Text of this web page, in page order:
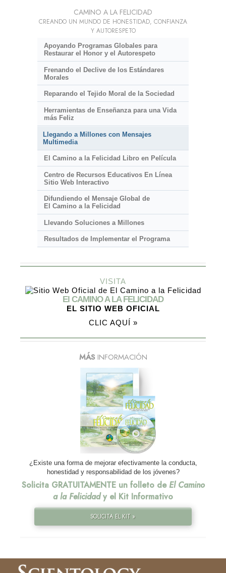
CAMINO A LA FELICIDAD
CREANDO UN MUNDO DE HONESTIDAD, CONFIANZA
Y AUTORESPETO
Apoyando Programas Globales para
Restaurar el Honor y el Autorespeto
Frenando el Declive de los Estándares
Morales
Reparando el Tejido Moral de la Sociedad
Herramientas de Enseñanza para una Vida
más Feliz
Llegando a Millones con Mensajes
Multimedia
El Camino a la Felicidad Libro en Película
Centro de Recursos Educativos En Línea
Sitio Web Interactivo
Difundiendo el Mensaje Global de
El Camino a la Felicidad
Llevando Soluciones a Millones
Resultados de Implementar el Programa
VISITA
El CAMINO A LA FELICIDAD
EL SITIO WEB OFICIAL
CLIC AQUÍ »
MÁSINFORMACIÓN
¿Existe una forma de mejorar efectivamente la conducta,
honestidad y responsabilidad de los jóvenes?
Solicita GRATUITAMENTE un folleto de El Camino
a la Felicidady el Kit Informativo
SOLICITA EL KIT »